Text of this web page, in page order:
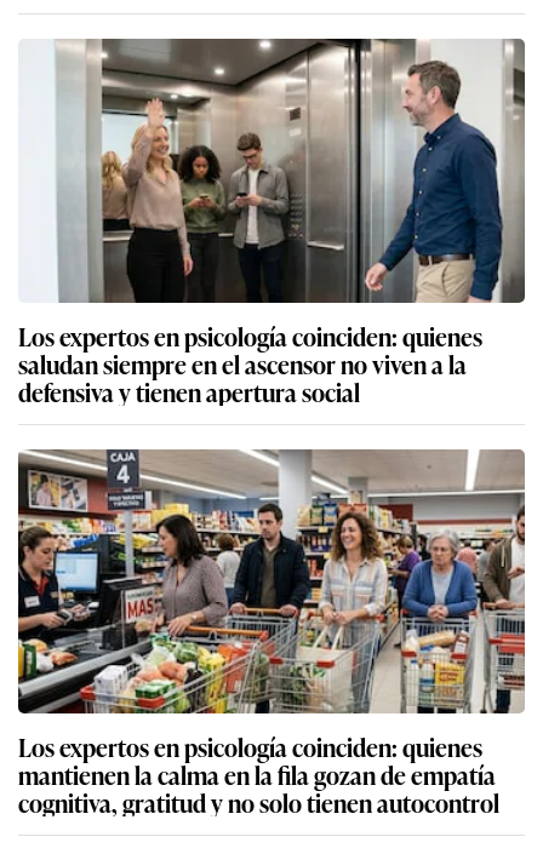
Los expertos en psicología coinciden: quienes
saludan siempre en el ascensor no viven a la
defensiva y tienen apertura social
Los expertos en psicología coinciden: quienes
mantienen la calma en la fila gozan de empatía
cognitiva, gratitud y no solo tienen autocontrol